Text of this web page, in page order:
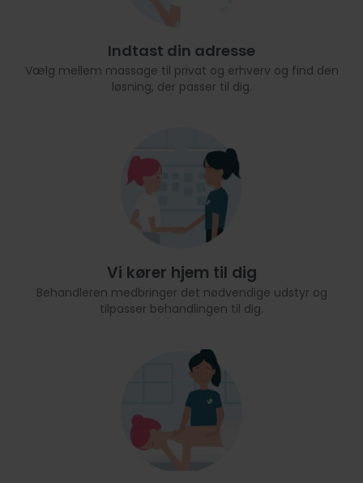
Indtast din adresse
Vælg mellem massage til privat og erhverv og find den
løsning, der passer til dig.
Vi kører hjem til dig
Behandleren medbringer det nødvendige udstyr og
tilpasser behandlingen til dig.